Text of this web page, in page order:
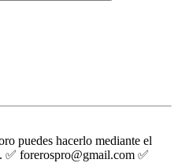
puedes hacerlo mediante el
✅ forerospro@gmail.com ✅